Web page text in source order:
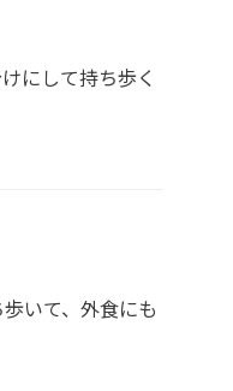
にして持ち歩く
いて、外食にも